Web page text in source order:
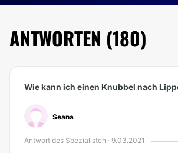
ANTWORTEN (180)
Wie kann ich einen Knubbel nach
Seana
Antwort des Spezialisten · 9.03.2021